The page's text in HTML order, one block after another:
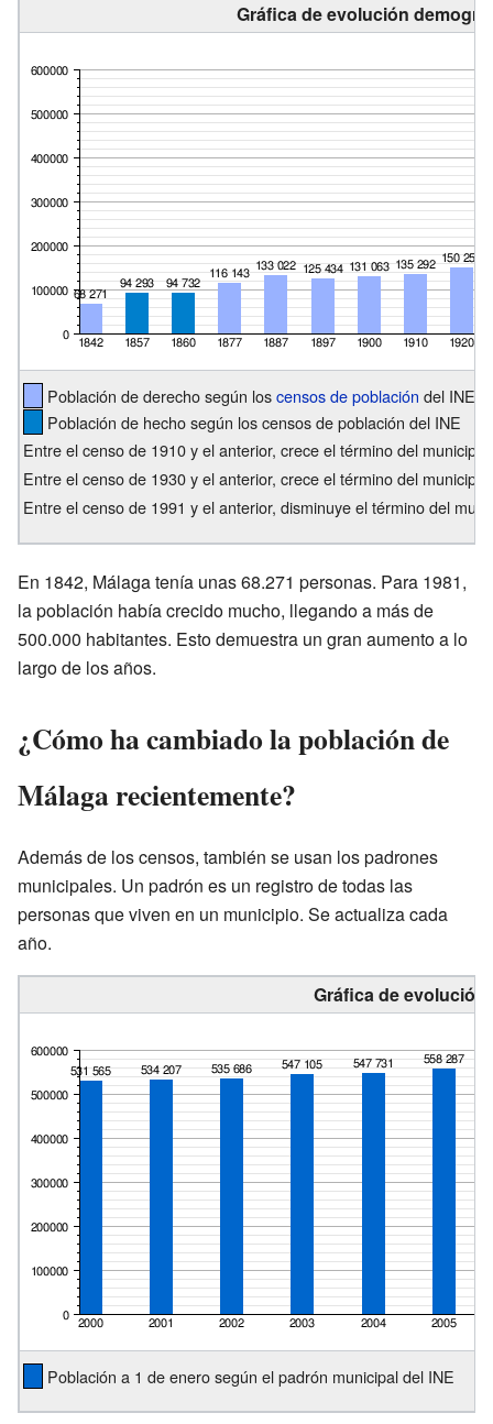
Gráfica de evolución
Población de derecho según loscensos de población del INE
Población de hecho según los censos de población del INE
Entre el censo de 1910 y el anterior, crece el término del
Entre el censo de 1930 y el anterior, crece el término del
Entre el censo de 1991 y el anterior, disminuye el término del
En 1842, Málaga tenía unas 68.271 personas. Para 1981,
la población había crecido mucho, llegando a más de
500.000 habitantes. Esto demuestra un gran aumento a lo
largo de los años.
¿Cómo ha cambiado la población de
Málaga recientemente?
Además de los censos, también se usan los padrones
municipales. Un padrón es un registro de todas las
personas que viven en un municipio. Se actualiza cada
año.
Gráfica de evolución
Población a 1 de enero según el padrón municipal del INE